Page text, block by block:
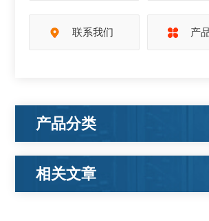
联系我们 产
产品分类
相关文章